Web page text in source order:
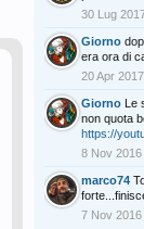
30 Lug
Giorno
era ora di
20 Apr 2017
Giorno Le
non quota
https://
8 Nov 2016
marco74
7 Nov 2016